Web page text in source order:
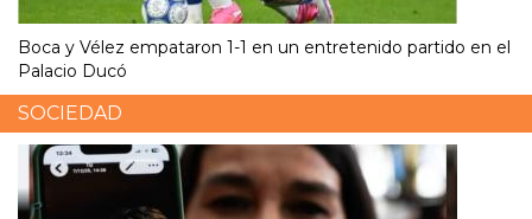
Boca y Vélez empataron 1-1 en un entretenido partido en el
Palacio Ducó
SOCIEDAD